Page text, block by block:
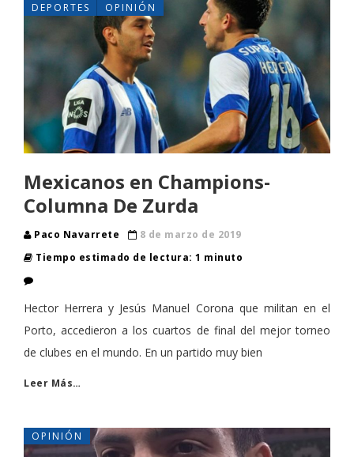
DEPORTES OPINIÓN
Mexicanos en Champions-
Columna De Zurda
Paco Navarrete
8 de marzo de 2019
Tiempo estimado de lectura: 1 minuto
Hector Herrera y Jesús Manuel Corona que militan en el
Porto, accedieron a los cuartos de final del mejor torneo
de clubes en el mundo. En un partido muy bien
Leer Más…
OPINIÓN